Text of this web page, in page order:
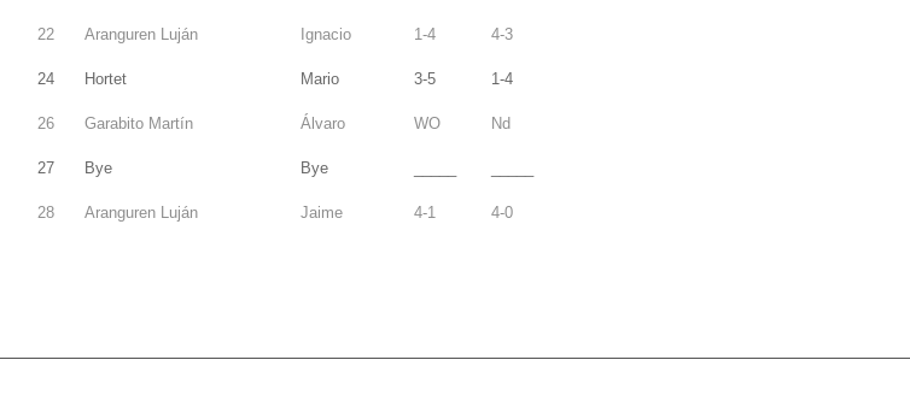
22 Aranguren Luján Ignacio 1-4 4-3
24 Hortet Mario 3-5 1-4
26 Garabito Martín Álvaro WO Nd
27 Bye Bye
28 Aranguren Luján Jaime 4-1 4-0